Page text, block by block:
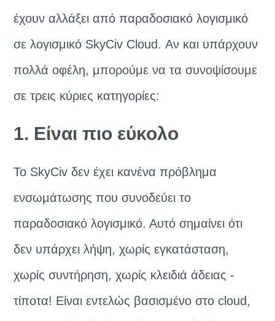
έχουν αλλάξει από παραδοσιακό λογισμικό
σε λογισμικό SkyCiv Cloud. Αν και υπάρχουν
πολλά οφέλη, μπορούμε να τα συνοψίσουμε
σε τρεις κύριες κατηγορίες:
1. Είναι πιο εύκολο
Το SkyCiv δεν έχει κανένα πρόβλημα
ενσωμάτωσης που συνοδεύει το
παραδοσιακό λογισμικό. Αυτό σημαίνει ότι
δεν υπάρχει λήψη, χωρίς εγκατάσταση,
χωρίς συντήρηση, χωρίς κλειδιά άδειας -
τίποτα! Είναι εντελώς βασισμένο στο cloud,